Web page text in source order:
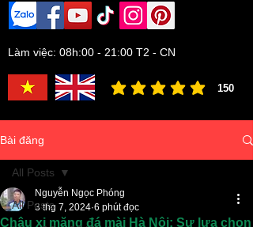
Làm việc: 08h:00 - 21:00 T2 - CN
150
đánh giá trung bình là 3 /5,
Bài đăng
All Posts
All Posts
Chậu xi măng đá mài Hà Nội: Sự lựa chọn
Nguyễn Ngọc Phóng
3 thg 7, 2024 6 phút đọc